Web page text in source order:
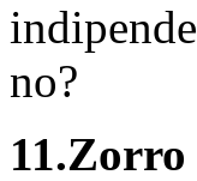
no?
11.Zorro